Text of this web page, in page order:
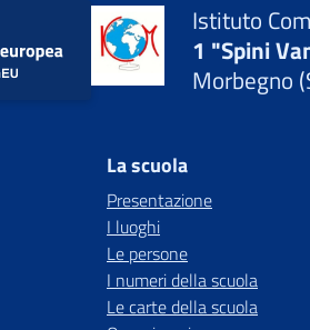
Istituto
1 "Spini
Morbegno
La scuola
Presentazione
I luoghi
Le persone
I numeri della scuola
Le carte della scuola